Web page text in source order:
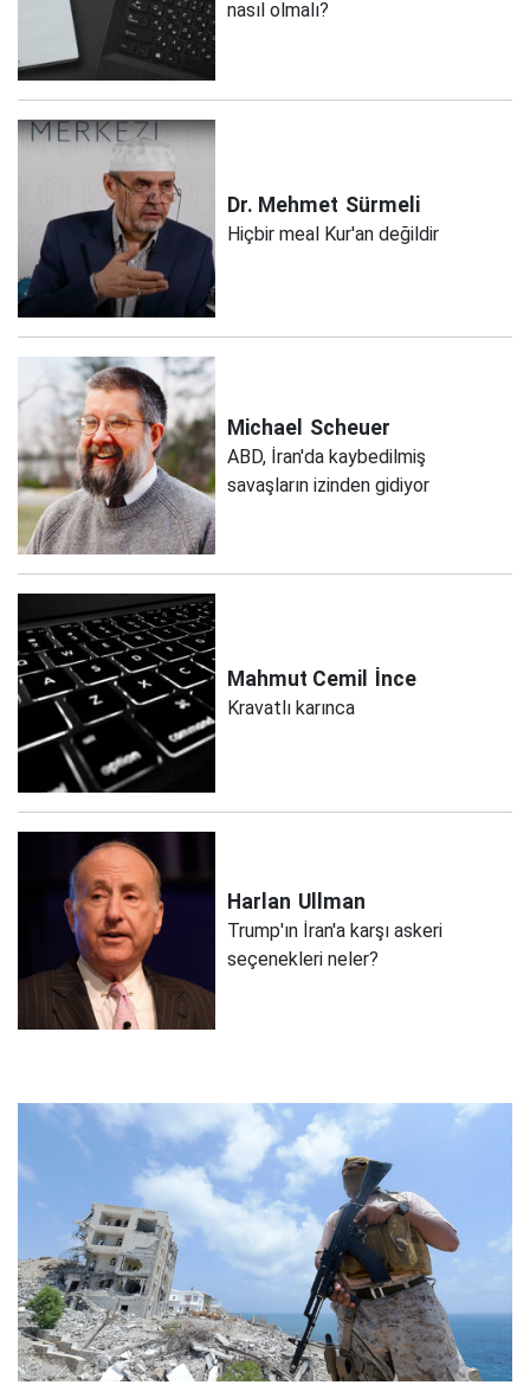
nasıl olmalı?
Dr. Mehmet Sürmeli
Hiçbir meal Kur'an değildir
Michael Scheuer
ABD, İran'da kaybedilmiş
savaşların izinden gidiyor
Mahmut Cemil İnce
Kravatlı karınca
Harlan Ullman
Trump'ın İran'a karşı askeri
seçenekleri neler?